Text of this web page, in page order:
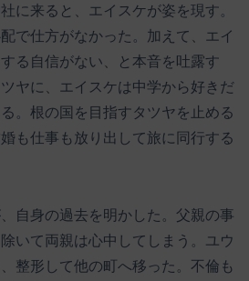
に来ると、エイスケが姿を現す。
で仕方がなかった。加えて、エイ
る自信がない、と本音を吐露す
ヤに、エイスケは中学から好きだ
。根の国を目指すタツヤを止める
も仕事も放り出して旅に同行する
自身の過去を明かした。父親の事
いて両親は心中してしまう。ユウ
整形して他の町へ移った。不倫も